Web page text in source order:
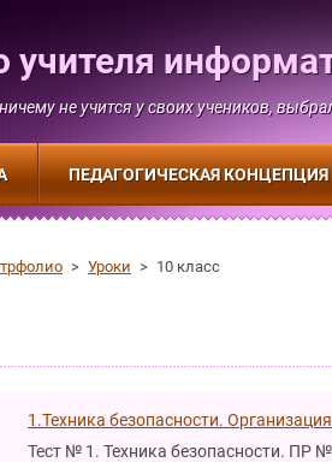
учителя
не учится у своих учеников,
> Уроки > 10 класс
1.Техника безопасности.
Тест № 1. Техника безопасности. ПР
ПЕДАГОГИЧЕСКАЯ КОНЦЕПЦИЯ